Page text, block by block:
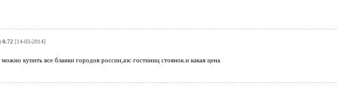
0.72[14-03-2014]
купить все бланки городов россии,азс гостиниц стоянок.и какая цена